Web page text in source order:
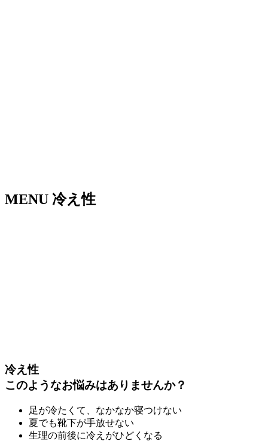
MENU 冷え性
冷え性
このようなお悩みはありませんか？
足が冷たくて、なかなか寝つけない
夏でも靴下が手放せない
生理の前後に冷えがひどくなる